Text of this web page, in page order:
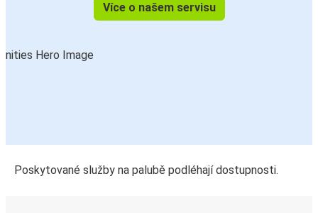
Více o našem servisu
Poskytované služby na palubě podléhají dostupnosti.